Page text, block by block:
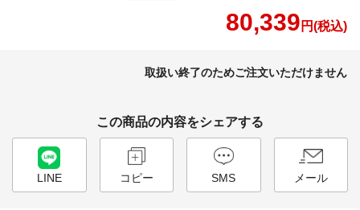
80,339 円(税込)
取扱い終了のためご注文いただけません
この商品の内容をシェアする
LINE コピー SMS メール